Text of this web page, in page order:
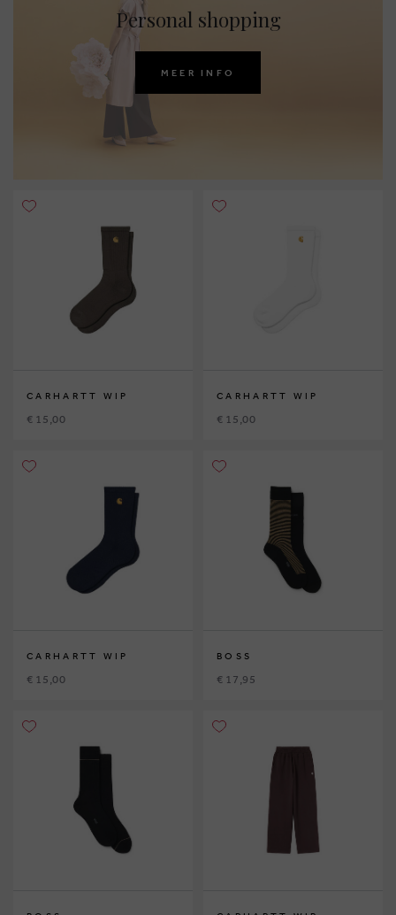
Personal shopping
MEER INFO
CARHARTT WIP
€ 15,00
CARHARTT WIP
€ 15,00
CARHARTT WIP
€ 15,00
BOSS
€ 17,95